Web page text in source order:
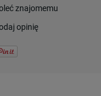
znajomemu
opinię